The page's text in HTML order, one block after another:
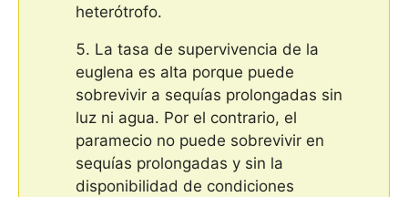
heterótrofo.
La tasa de supervivencia de la
euglena es alta porque puede
sobrevivir a sequías prolongadas sin
luz ni agua. Por el contrario, el
paramecio no puede sobrevivir en
sequías prolongadas y sin la
disponibilidad de condiciones